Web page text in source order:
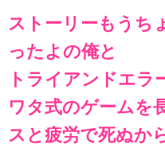
ストーリーもうち
ったよの俺と
トライアンドエラ
ワタ式のゲームを
スと疲労で死ぬか